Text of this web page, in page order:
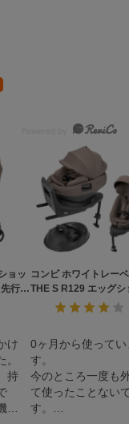
ョッ
行販
け
持
コンビ ホワイトレー
THE S R129 エッグシ
ZH（店舗限定モデル）
0ヶ月から使ってい
す。
今のところ一度も
て使ったことない
す。